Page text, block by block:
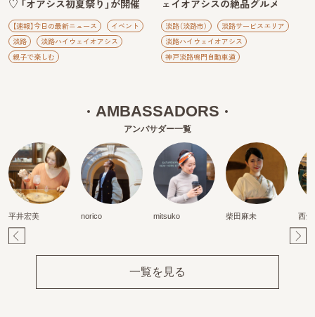
♡ 「オアシス初夏祭り」が開催
【速報】今日の最新ニュース
イベント
淡路
淡路ハイウェイオアシス
親子で楽しむ
ェイオアシスの絶品グルメ
淡路（淡路市）
淡路サービスエリア
淡路ハイウェイオアシス
神戸淡路鳴門自動車道
AMBASSADORS
アンバサダー一覧
平井宏美 norico mitsuko 柴田麻未 西畑
一覧を見る